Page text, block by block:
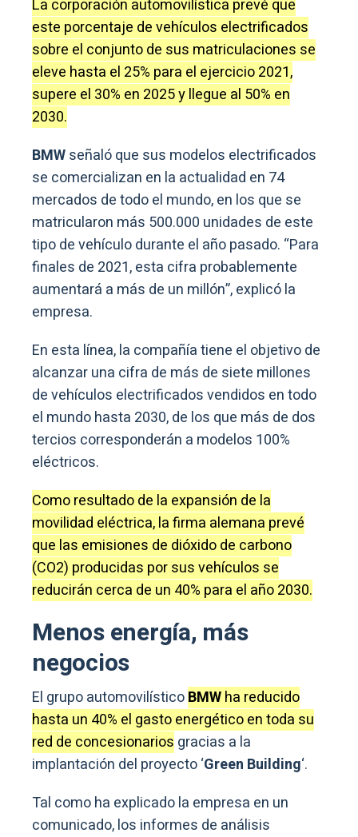
La corporación automovilística prevé que
este porcentaje de vehículos electrificados
sobre el conjunto de sus matriculaciones se
eleve hasta el 25% para el ejercicio 2021,
supere el 30% en 2025 y llegue al 50% en
2030.
BMWseñaló que sus modelos electrificados
se comercializan en la actualidad en 74
mercados de todo el mundo, en los que se
matricularon más 500.000 unidades de este
tipo de vehículo durante el año pasado. “Para
finales de 2021, esta cifra probablemente
aumentará a más de un millón”, explicó la
empresa.
En esta línea, la compañía tiene el objetivo de
alcanzar una cifra de más de siete millones
de vehículos electrificados vendidos en todo
el mundo hasta 2030, de los que más de dos
tercios corresponderán a modelos 100%
eléctricos.
Como resultado de la expansión de la
movilidad eléctrica, la firma alemana prevé
que las emisiones de dióxido de carbono
(CO2) producidas por sus vehículos se
reducirán cerca de un 40% para el año 2030.
Menos energía, más
negocios
El grupo automovilísticoBMWha reducido
hasta un 40% el gasto energético en toda su
red de concesionarios gracias a la
implantación del proyecto ‘Green Building‘.
Tal como ha explicado la empresa en un
comunicado, los informes de análisis